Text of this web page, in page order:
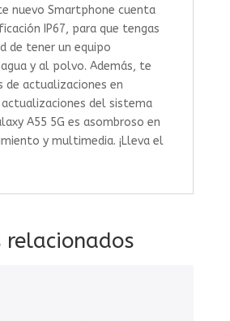
nuevo Smartphone cuenta
IP67, para que tengas
de tener un equipo
y al polvo. Además, te
de actualizaciones en
actualizaciones del sistema
A55 5G es asombroso en
y multimedia. ¡Lleva el
relacionados